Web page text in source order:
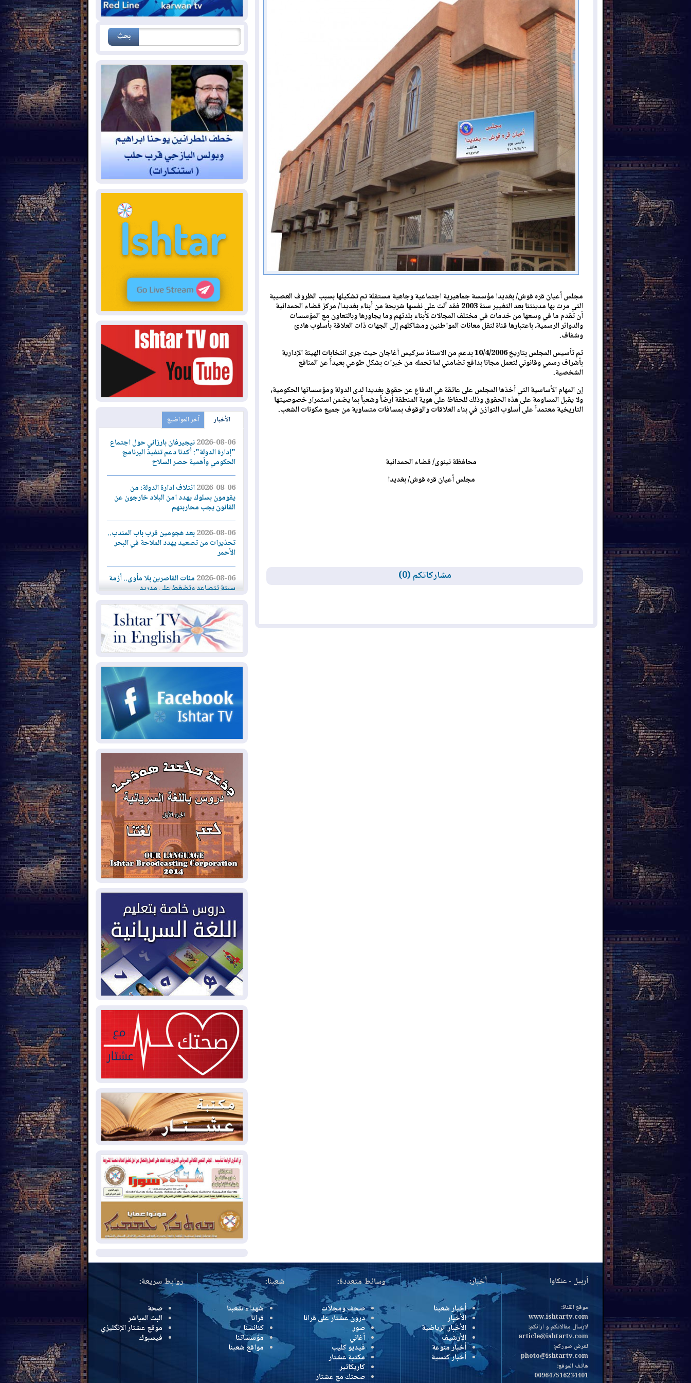
مجلس أعيان قره قوش/ بغديدا مؤسسة جماهيرية اجتماعية وجاهية مستقلة تم تشكيلها بسبب الظروف العصيبة
التي مرت بها مدينتنا بعد التغيير سنة 2003 فقد آلت على نفسها شريحة من أبناء بغديدا/ مركز قضاء الحمدانية
أن تقدم ما في وسعها من خدمات في مختلف المجالات لأبناء بلدتهم وما يجاورها وبالتعاون مع المؤسسات
والدوائر الرسمية، باعتبارها قناة لنقل معانات المواطنين ومشاكلهم إلى الجهات ذات العلاقة بأسلوب هادئ
وشفاف.
تم تأسيس المجلس بتاريخ 10/4/2006 بدعم من الاستاذ سركيس آغاجان حيث جرى انتخابات الهيئة الإدارية
بأشراف رسمي وقانوني لتعمل مجانا بدافع تضامني لما تحمله من خبرات بشكل طوعي بعيداً عن المنافع
الشخصية.
إن المهام الأساسية التي أخذها المجلس على عاتقة هي الدفاع عن حقوق بغديدا لدى الدولة ومؤسساتها الحكومية،
ولا يقبل المساومة على هذه الحقوق وذلك للحفاظ على هوية المنطقة أرضاً وشعباً بما يضمن استمرار خصوصيتها
التاريخية معتمداً على أسلوب التوازن في بناء العلاقات والوقوف بمسافات متساوية من جميع مكونات الشعب.
محافظة نينوى/ قضاء الحمدانية
مجلس أعيان قره قوش/ بغديدا
مشاركاتكم (0)
الأخبار آخر المواضيع
2026-08-06نيجيرفان بارزاني حول اجتماع
"إدارة الدولة": أكدنا دعم تنفيذ البرنامج
الحكومي وأهمية حصر السلاح
2026-08-06ائتلاف ادارة الدولة: من
يقومون بسلوك يهدد امن البلاد خارجون عن
القانون يجب محاربتهم
2026-08-06بعد هجومين قرب باب المندب..
تحذيرات من تصعيد يهدد الملاحة في البحر
الأحمر
2026-08-06مئات القاصرين بلا مأوى.. أزمة
سبتة تتصاعد وتضغط على مدريد
2026-08-05
لمدة عام.. بدء توريد 100
مليون قدم مكعب يومياً من غاز كورمور في
إقليم كوردستان إلى وزارة الكهرباء العراقية
ملامح أخطر التحديات التي تواجه العراق
2026-08-05
حرائق فرنسا.. توقيف 402
شخص بينهم 156 قاصرا منذ بداية موسم
الحرائق
2026-08-04سومو: إنتاج النفط في إقليم
كوردستان انخفض إلى أقل من 10%
2026-08-04ملفات حقبة الكاظمي تعود إلى
الواجهة.. أنباء عن مراجعات قضائية
وتحقيقات أوسع في قضايا فساد
2026-08-04
بيترو يشكو تزوير الانتخابات
الرئاسية ويحذر من "حرب أهلية" في
كولومبيا
2026-08-03رئيس إقليم كوردستان في
2026-08-03العراق يؤكد مجدداً التزامه
بمنع الهجمات على الدول المجاورة
2026-08-03العجز والاقتراض يطوقان
المالية العراقية.. اقتراض يتجاوز 3 تريليونات
دينار!
2026-08-03كوبا تغرق في الظلام مجددا
2026-08-03
أوامر بإجلاء 60 ألف شخص
بسبب الحرائق في ولاية واشنطن
2026-08-02
مشروع "حسابي" يُمهل
الموظفين حتى نهاية أغسطس لاستلام
بطاقاتهم المصرفية
2026-08-02دمشق وعمّان تحذران بغداد:
أي هجوم من أراضي العراق سيواجه برد
2026-08-02ترامب: الولايات المتحدة
وإسرائيل تعلقان شن ضربات على إيران
2026-08-01تقرير: الولايات المتحدة تسحب
منظومة باتريوت الدفاعية من أربيل
2026-08-01
النفط: اتفاقية ثلاثية لاستئناف
التصدير عبر جيهان بطاقة 750 ألف برميل
يومياً
المزيد
أربيل - عنكاوا
موقع القناة:
www.ishtartv.com
لارسال مقالاتكم و ارائكم:
article@ishtartv.com
لعرض صوركم:
photo@ishtartv.com
هاتف الموقع:
009647516234401
أخبار:
أخبار شعبنا
الأخبار
الأخبار الرياضية
الأرشيف
أخبار منوعة
أخبار كنسية
وسائط متعددة:
صحف ومجلات
درون عشتار على قرانا
صور
أغاني
فيديو كليب
مكتبة عشتار
كاريكاتير
صحتك مع عشتار
شعبنا:
شهداء شعبنا
قرانا
كنائسنا
مؤسساتنا
مواقع شعبنا
روابط سريعة:
صحة
البث المباشر
موقع عشتار الإنگليزي
فيسبوك